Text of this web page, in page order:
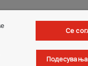
Се